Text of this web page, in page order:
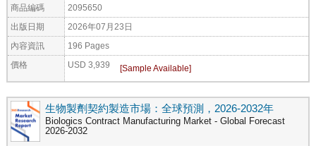
商品編碼 2095650
出版日期 2026年07月23日
內容資訊 196 Pages
價格 USD 3,939
生物製劑契約製造市場：全球預測，2026-2032年
Biologics Contract Manufacturing Market - Global Forecast
2026-2032